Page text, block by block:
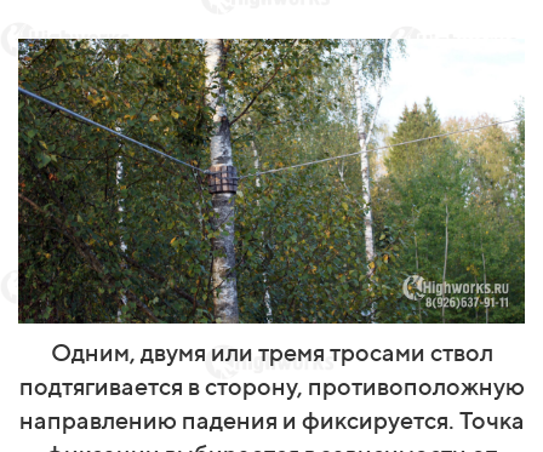
Одним, двумя или тремя тросами ствол
подтягивается в сторону, противоположную
направлению падения и фиксируется. Точка